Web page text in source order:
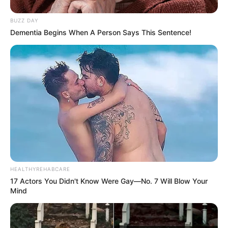
Decor FácileRBP Arquitetura e Interiores
Como brincar com as formas e cores
das almofadas?
Vamos insistir na questão das almofadas serem
acessórios – não peças principais – nas
decorações de salas.
Então, desse modo, elas podem ser utilizadas das
seguintes maneiras dentro destes ambientes:
BUZZ DAY
Dementia Begins When A Person Says This Sentence!
HEALTHYREHABCARE
17 Actors You Didn't Know Were Gay—No. 7 Will Blow Your
Mind